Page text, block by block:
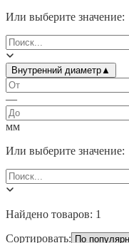
Или выберите значение:
Внутренний диаметр▲
—
мм
Или выберите значение:
Найдено товаров: 1
Сортировать: